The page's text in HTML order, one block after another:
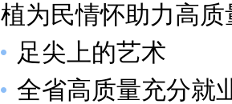
植为民情怀助力高质
足尖上的艺术
全省高质量充分就